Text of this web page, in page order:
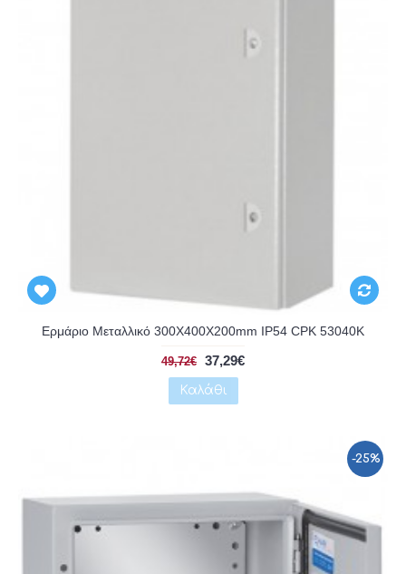
Ερμάριο Μεταλλικό 300X400X200mm IP54 CPK 53040K
49,72€ 37,29€
Καλάθι
-25%